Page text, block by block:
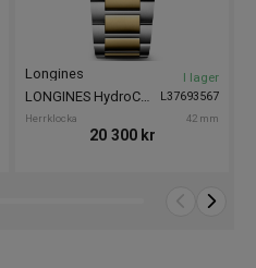
L37693567
Longines
Herrklocka 42 mm
LONGINES HydroConquest Quartz 42mm
I lager
20 300 kr